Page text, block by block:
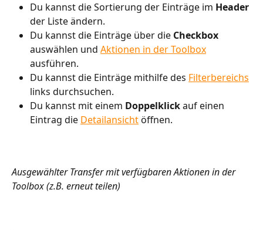
Du kannst die Sortierung der Einträge im Header
der Liste ändern.
Du kannst die Einträge über die Checkbox
auswählen und Aktionen in der Toolbox
ausführen.
Du kannst die Einträge mithilfe des Filterbereichs
links durchsuchen.
Du kannst mit einem Doppelklick auf einen
Eintrag die Detailansicht öffnen.
Ausgewählter Transfer mit verfügbaren Aktionen in der
Toolbox (z.B. erneut teilen)